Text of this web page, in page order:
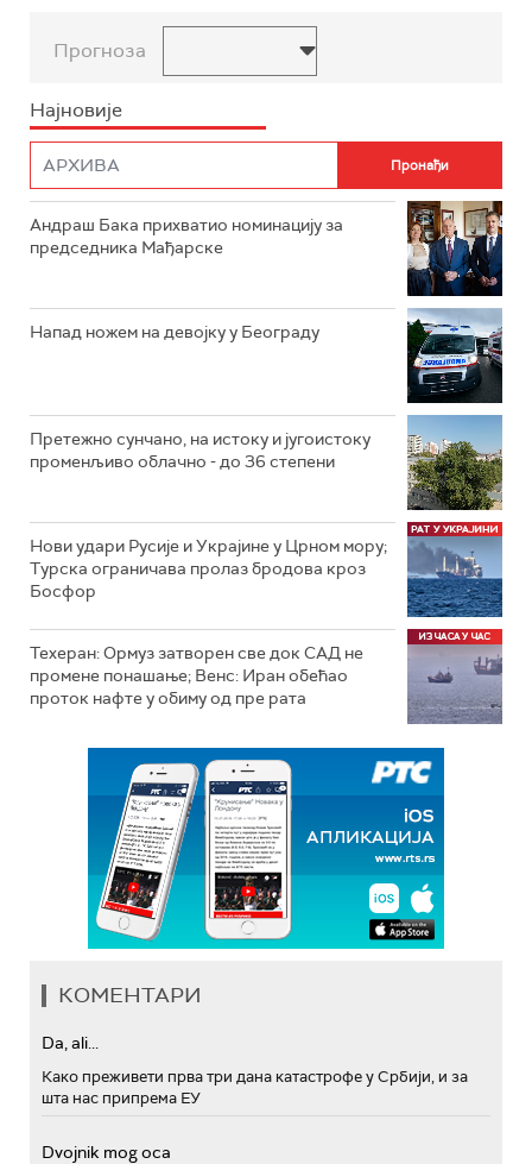
Прогноза
Најновије
Андраш Бака прихватио номинацију за
председника Мађарске
Напад ножем на девојку у Београду
Претежно сунчано, на истоку и југоистоку
променљиво облачно - до 36 степени
Нови удари Русије и Украјине у Црном мору;
Турска ограничава пролаз бродова кроз
Босфор
Техеран: Ормуз затворен све док САД не
промене понашање; Венс: Иран обећао
проток нафте у обиму од пре рата
КОМЕНТАРИ
Da, ali...
Како преживети прва три дана катастрофе у Србији, и за
шта нас припрема ЕУ
Dvojnik mog oca